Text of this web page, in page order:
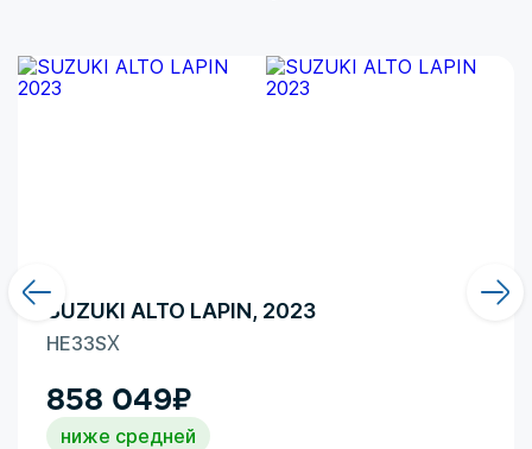
SUZUKI ALTO LAPIN, 2023
HE33SX
858 049₽
ниже средней